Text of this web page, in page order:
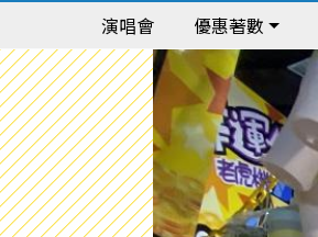
演唱會 優惠著數